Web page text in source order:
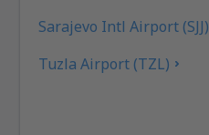
Sarajevo Intl Airport (SJJ)
Tuzla Airport (TZL)